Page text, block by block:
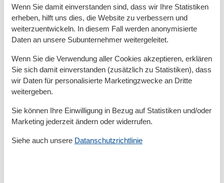
Zum (Kur-)Park/Wald
3 km
Zum Arzt
Zum Bahnhof
3 km
Zum Bäcker
Zum Flughafen
Zum Freizeitpark
7 km
Zum Geldautomaten/Bank
2 km
Zum Golfplatz
12 km
Zum Krankenhaus/Klinik
Zum Radweg
Zum Schwimm-/Spaßbad
5 km
Zum Strand
Zum Wanderweg
Wenn Sie damit einverstanden sind, dass wir Ihre Statistiken
erheben, hilft uns dies, die Website zu verbessern und
weiterzuentwickeln. In diesem Fall werden anonymisierte
Daten an unsere Subunternehmer weitergeleitet.
Wenn Sie die Verwendung aller Cookies akzeptieren, erklären
Sie sich damit einverstanden (zusätzlich zu Statistiken), dass
wir Daten für personalisierte Marketingzwecke an Dritte
weitergeben.
Sie können Ihre Einwilligung in Bezug auf Statistiken und/oder
Marketing jederzeit ändern oder widerrufen.
Siehe auch unsere Datanschutzrichtlinie